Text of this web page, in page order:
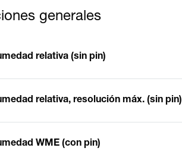
generales
relativa (sin pin)
relativa, resolución máx. (sin pin)
WME (con pin)